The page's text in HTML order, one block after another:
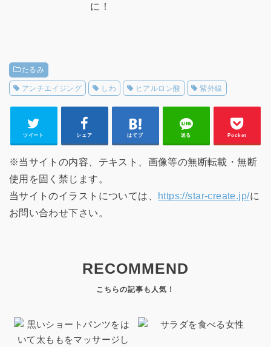
に！
たるみ
アンチエイジング しわ ヒアルロン酸 紫外線
ツイート シェア はてブ 送る Pocket
※当サイトの内容、テキスト、画像等の無断転載・無断
使用を固く禁じます。
当サイトのイラストについては、 https://star-create.jp/に
お問い合わせ下さい。
RECOMMEND